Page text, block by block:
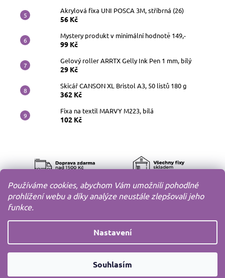
Používáme cookies, abychom Vám umožnili pohodlné
prohlížení webu a díky analýze neustále zlepšovali jeho
funkce.
Nastavení
Souhlasím
Akrylová fixa UNI POSCA 3M, stříbrná (26)
56 Kč
Mystery produkt v minimální hodnotě 149,-
99 Kč
Gelový roller ARRTX Gelly Ink Pen 1 mm, bílý
29 Kč
Skicář CANSON XL Bristol A3, 50 listů 180 g
362 Kč
Fixa na textil MARVY M223, bílá
102 Kč
Shoptet